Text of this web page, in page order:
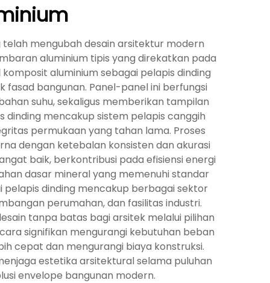
mengubah desain arsitektur modern
aluminium tipis yang direkatkan pada
aluminium sebagai pelapis dinding
bangunan. Panel-panel ini berfungsi
suhu, sekaligus memberikan tampilan
mencakup sistem pelapis canggih
permukaan yang tahan lama. Proses
dengan ketebalan konsisten dan akurasi
baik, berkontribusi pada efisiensi energi
dasar mineral yang memenuhi standar
dinding mencakup berbagai sektor
perumahan, dan fasilitas industri.
tanpa batas bagi arsitek melalui pilihan
signifikan mengurangi kebutuhan beban
cepat dan mengurangi biaya konstruksi.
estetika arsitektural selama puluhan
envelope bangunan modern.